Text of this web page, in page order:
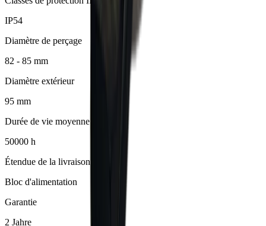
IP54
Diamètre de perçage
82 - 85 mm
Diamètre extérieur
95 mm
Durée de vie moyenne
50000 h
Étendue de la livraison
Bloc d'alimentation
Garantie
2 Jahre